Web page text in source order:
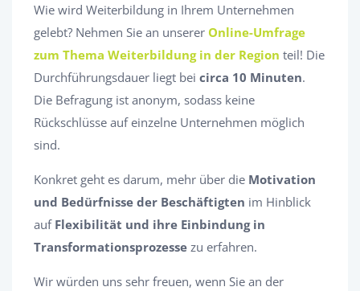
Wie wird Weiterbildung in Ihrem Unternehmen
gelebt? Nehmen Sie an unserer Online-Umfrage
zum Thema Weiterbildung in der Region teil! Die
Durchführungsdauer liegt bei circa 10 Minuten.
Die Befragung ist anonym, sodass keine
Rückschlüsse auf einzelne Unternehmen möglich
sind.
Konkret geht es darum, mehr über die Motivation
und Bedürfnisse der Beschäftigten im Hinblick
auf Flexibilität und ihre Einbindung in
Transformationsprozesse zu erfahren.
Wir würden uns sehr freuen, wenn Sie an der